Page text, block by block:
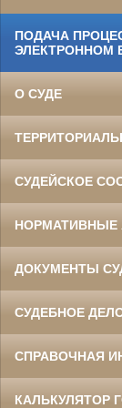
ПОДАЧА
ЭЛЕКТРОННОМ
О СУДЕ
СУДЕЙСКОЕ
НОРМАТИВНЫЕ
ДОКУМЕНТЫ
СУДЕБНОЕ
СПРАВОЧНАЯ
КАЛЬКУЛЯТОР